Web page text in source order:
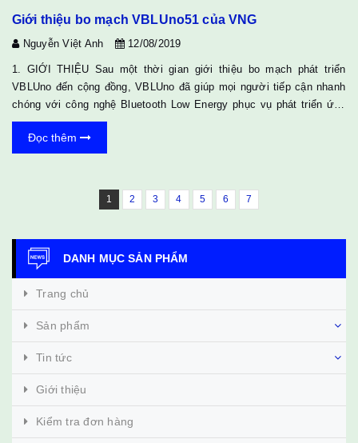
Giới thiệu bo mạch VBLUno51 của VNG
Nguyễn Việt Anh 12/08/2019
1. GIỚI THIỆU Sau một thời gian giới thiệu bo mạch phát triển
VBLUno đến cộng đồng, VBLUno đã giúp mọi người tiếp cận nhanh
chóng với công nghệ Bluetooth Low Energy phục vụ phát triển ứng
dụng Internet of Things. Bên cạnh các ưu điểm trên, VBLUno phiên
bản đầu tiên vẫn tồn tại khuyết điểm như: không tích hợp một
interface cho phép nạp và gỡ lỗi một cách dễ dàng. Với phiên bản
đun CMSIS-DAP, điều này gây trở ngại không nhỏ cho ngư...
Đọc thêm
1 2 3 4 5 6 7
DANH MỤC SẢN PHẨM
Trang chủ
Sản phẩm
Tin tức
Giới thiệu
Kiểm tra đơn hàng